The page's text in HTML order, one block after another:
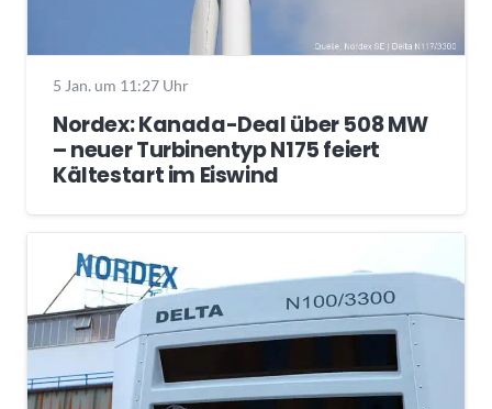
5 Jan. um 11:27 Uhr
Nordex: Kanada-Deal über 508 MW
– neuer Turbinentyp N175 feiert
Kältestart im Eiswind